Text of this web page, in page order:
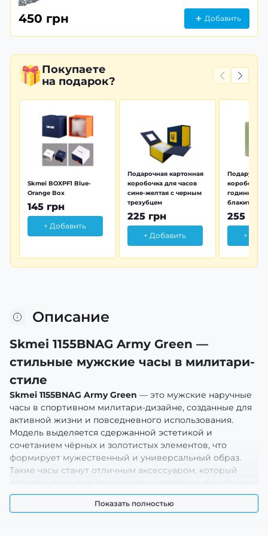
450 грн Добавить
Покупаете
на подарок?
Skmei BOXPF1 Blue-
Orange Box
145 грн
+ Добавить
Подарочная картонная
коробочка для часов
сине-желтая с черным
трезубцем
225 грн
+ Добавить
коробочка
годинника
блакитна
255 грн
+
Описание
Skmei 1155BNAG Army Green —
стильные мужские часы в милитари-
стиле
Skmei 1155BNAG Army Green — это мужские наручные
часы в спортивном милитари-дизайне, созданные для
активной жизни и повседневного использования.
Модель выделяется сдержанной эстетикой и
сочетанием чёрных и золотистых элементов, что
формирует мужественный и универсальный образ.
Такие часы станут отличным аксессуаром, который
подчеркнёт индивидуальность и дополнит ваш стиль
как в повседневной жизни, так и во время активного
отдыха, прогулок или встреч в неформальной
Показать полностью